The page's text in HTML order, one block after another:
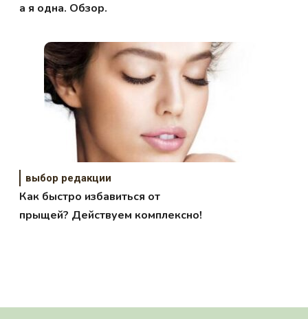
а я одна. Обзор.
выбор редакции
Как быстро избавиться от
прыщей? Действуем комплексно!